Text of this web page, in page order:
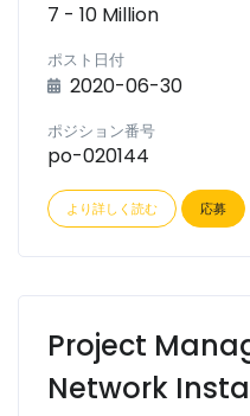
7 - 10 Million
ポスト日付
2020-06-30
ポジション番号
po-020144
より詳しく読む 応募
Project
Network